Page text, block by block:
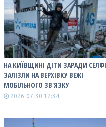
НА КИЇВЩИНІ ДІТИ ЗАРАДИ СЕЛФІ
ЗАЛІЗЛИ НА ВЕРХІВКУ ВЕЖІ
МОБІЛЬНОГО ЗВ'ЯЗКУ
2026-07-30 12:34